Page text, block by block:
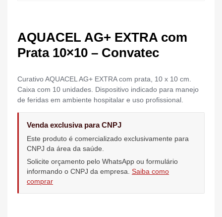
AQUACEL AG+ EXTRA com
Prata 10×10 – Convatec
Curativo AQUACEL AG+ EXTRA com prata, 10 x 10 cm.
Caixa com 10 unidades. Dispositivo indicado para manejo
de feridas em ambiente hospitalar e uso profissional.
Venda exclusiva para CNPJ
Este produto é comercializado exclusivamente para
CNPJ da área da saúde.
Solicite orçamento pelo WhatsApp ou formulário
informando o CNPJ da empresa. Saiba como
comprar